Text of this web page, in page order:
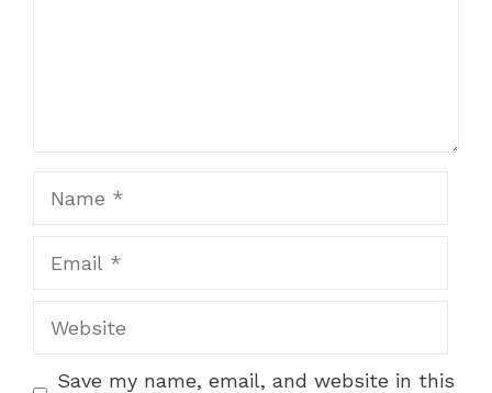
Save my name, email, and website in this